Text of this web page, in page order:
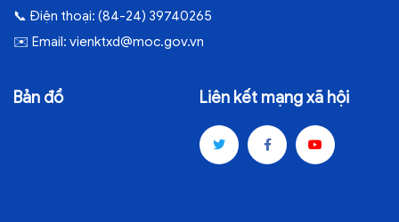
📞 Điện thoại: (84-24) 39740265
✉️ Email: vienktxd@moc.gov.vn
Bản đồ Liên kết mạng xã hội